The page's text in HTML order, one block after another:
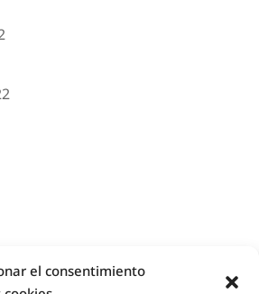
el consentimiento